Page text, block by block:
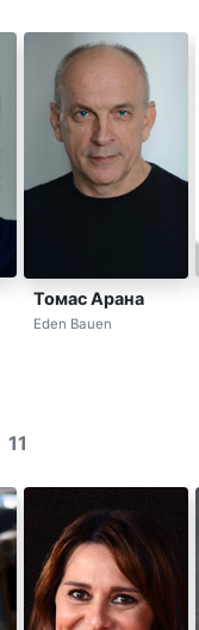
Томас Арана
Eden Bauen
11